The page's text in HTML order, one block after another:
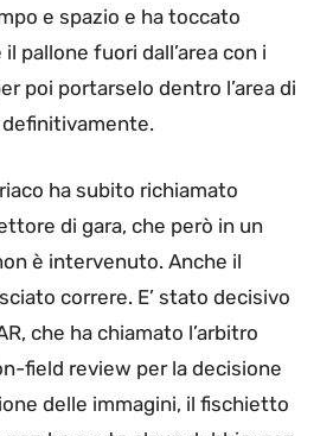
e spazio e ha toccato
pallone fuori dall’area con i
poi portarselo dentro l’area di
ha subito richiamato
di gara, che però in un
è intervenuto. Anche il
correre. E’ stato decisivo
che ha chiamato l’arbitro
field review per la decisione
delle immagini, il fischietto